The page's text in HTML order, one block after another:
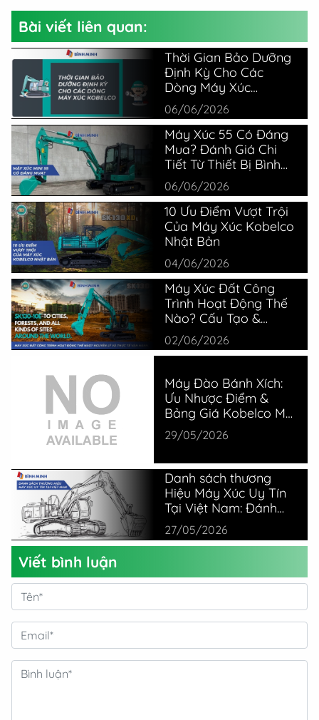
Bài viết liên quan:
Thời Gian Bảo Dưỡng
Định Kỳ Cho Các
Dòng Máy Xúc
Kobelco
06/06/2026
Máy Xúc 55 Có Đáng
Mua? Đánh Giá Chi
Tiết Từ Thiết Bị Bình
Minh
06/06/2026
10 Ưu Điểm Vượt Trội
Của Máy Xúc Kobelco
Nhật Bản
04/06/2026
Máy Xúc Đất Công
Trình Hoạt Động Thế
Nào? Cấu Tạo &
Nguyên Lý
02/06/2026
Máy Đào Bánh Xích:
Ưu Nhược Điểm &
Bảng Giá Kobelco Mới
Nhất
29/05/2026
Danh sách thương
Hiệu Máy Xúc Uy Tín
Tại Việt Nam: Đánh
Giá Thực Tế Từ
Chuyên Gia
27/05/2026
Viết bình luận